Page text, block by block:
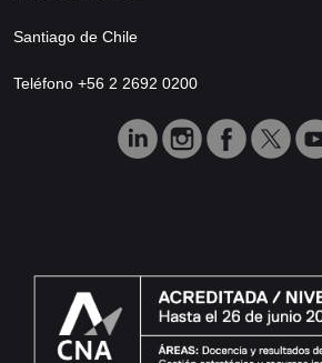
Santiago de Chile
Teléfono +56 2 2692 0200